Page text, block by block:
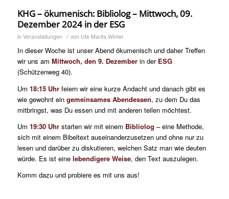
KHG – ökumenisch: Bibliolog – Mittwoch, 09.
Dezember 2024 in der ESG
in Veranstaltungen / von Ute Marita Winter
In dieser Woche ist unser Abend ökumenisch und daher Treffen
wir uns am Mittwoch, den 9. Dezemberin der ESG
(Schützenweg 40).
Um 18:15 Uhrfeiern wir eine kurze Andacht und danach gibt es
wie gewohnt ein gemeinsames Abendessen, zu dem Du das
mitbringst, was Du essen und mit anderen teilen möchtest.
Um 19:30 Uhrstarten wir mit einem Bibliolog –eine Methode,
sich mit einem Bibeltext auseinanderzusetzen und ohne nur zu
lesen und darüber zu diskutieren, welchen Satz man wie deuten
würde. Es ist eine lebendigere Weise, den Text auszulegen.
Komm dazu und probiere es mit uns aus!